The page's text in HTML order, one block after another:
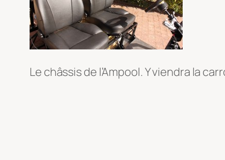
Le châssis de l’Ampool. Y viendra la